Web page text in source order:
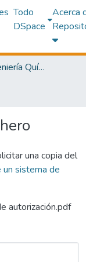
Todo
DSpace
Acerca
Facultad de Ingeniería Química y Petroquímica
una copia del
un sistema de
autorización.pdf